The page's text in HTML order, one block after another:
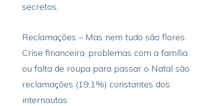
secretos.
Reclamações – Mas nem tudo são flores.
Crise financeira, problemas com a família
ou falta de roupa para passar o Natal são
reclamações (19,1%) constantes dos
internautas.